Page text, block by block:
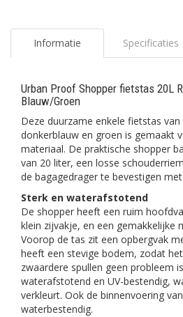
Informatie Specificaties
Urban Proof Shopper fietstas 20L
Blauw/Groen
Deze duurzame enkele fietstas van
donkerblauw en groen is gemaakt
materiaal. De praktische shopper
van 20 liter, een losse
de bagagedrager te bevestigen
Sterk en waterafstotend
De shopper heeft een ruim
klein zijvakje, en een gemakkelijke
Voorop de tas zit een opbergvak
heeft een stevige bodem, zodat
zwaardere spullen geen probleem
waterafstotend en UV-bestendig,
verkleurt. Ook de binnenvoering
waterbestendig.